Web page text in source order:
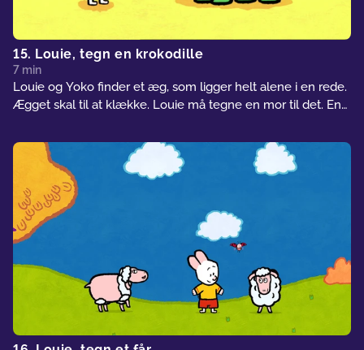
15. Louie, tegn en krokodille
7 min
Louie og Yoko finder et æg, som ligger helt alene i en rede.
Ægget skal til at klække. Louie må tegne en mor til det. En
temmelig specielt æg, Louie og Yoko har fundet!